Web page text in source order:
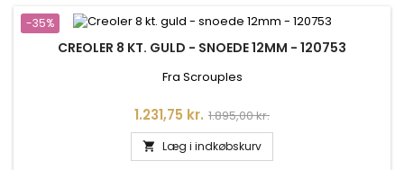
-35%
CREOLER 8 KT. GULD - SNOEDE 12MM - 120753
Fra Scrouples
Pris
1.231,75 kr. Normalpris
1.895,00 kr.
 Læg i indkøbskurv